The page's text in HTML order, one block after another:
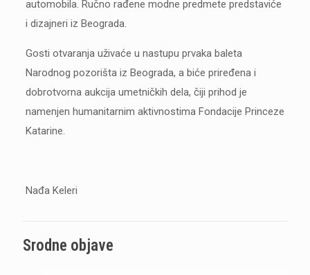
automobila. Ručno rađene modne predmete predstaviće
i dizajneri iz Beograda.
Gosti otvaranja uživaće u nastupu prvaka baleta
Narodnog pozorišta iz Beograda, a biće priređena i
dobrotvorna aukcija umetničkih dela, čiji prihod je
namenjen humanitarnim aktivnostima Fondacije Princeze
Katarine.
Nađa Keleri
Srodne objave